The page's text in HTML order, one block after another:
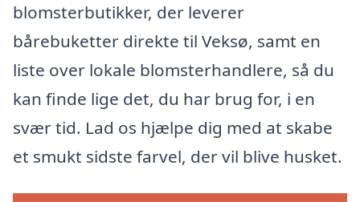
blomsterbutikker, der leverer
bårebuketter direkte til Veksø, samt en
liste over lokale blomsterhandlere, så du
kan finde lige det, du har brug for, i en
svær tid. Lad os hjælpe dig med at skabe
et smukt sidste farvel, der vil blive husket.